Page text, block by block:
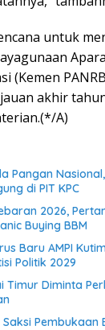
untuk
(Kemen
akhir
A)
Pangan
di PIT KPC
2026,
Buying BBM
Baru AMPI
Politik 2029
Timur Diminta
Pembukaan